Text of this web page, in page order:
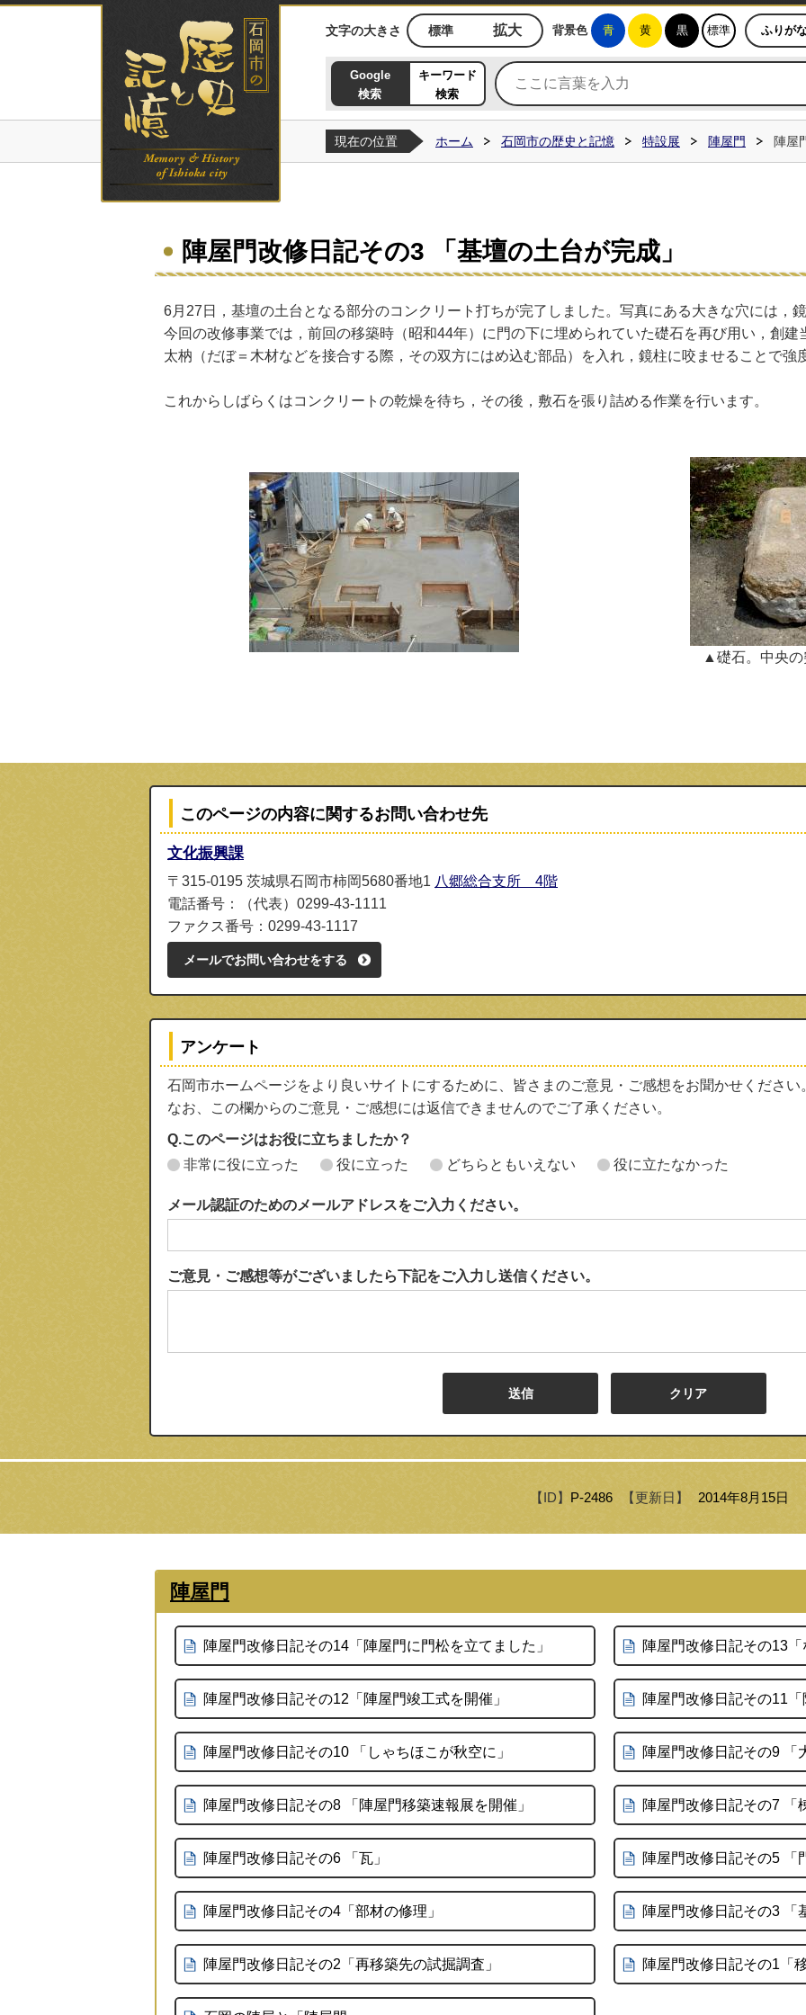
石岡市の歴史と記憶ホームページ
文字の大きさ 標準 拡大 背景色 青 黄 黒 標準 ふりが
Google
検索
キーワード
検索
現在の位置 ホーム 石岡市の歴史と記憶 特設展 陣屋門 陣屋
陣屋門改修日記その3 「基壇の土台が完成」
6月27日，基壇の土台となる部分のコンクリート打ちが完了しました。写真にある大きな穴には，
今回の改修事業では，前回の移築時（昭和44年）に門の下に埋められていた礎石を再び用い，創
太枘（だぼ＝木材などを接合する際，その双方にはめ込む部品）を入れ，鏡柱に咬ませることで強
これからしばらくはコンクリートの乾燥を待ち，その後，敷石を張り詰める作業を行います。
▲礎石。中央
このページの内容に関するお問い合わせ先
文化振興課
〒315-0195 茨城県石岡市柿岡5680番地1 八郷総合支所 4階
電話番号：（代表）0299-43-1111
ファクス番号：0299-43-1117
メールでお問い合わせをする
アンケート
石岡市ホームページをより良いサイトにするために、皆さまのご意見・ご感想をお聞かせください
なお、この欄からのご意見・ご感想には返信できませんのでご了承ください。
Q.このページはお役に立ちましたか？
非常に役に立った
役に立った どちらともいえない 役に立たなかった
メール認証のためのメールアドレスをご入力ください。
ご意見・ご感想等がございましたら下記をご入力し送信ください。
【ID】 P-2486 【更新日】 2014年8月15日
陣屋門
陣屋門改修日記その14「陣屋門に門松を立てました」 陣屋門改修日記その13
陣屋門改修日記その12「陣屋門竣工式を開催」 陣屋門改修日記その11
陣屋門改修日記その10 「しゃちほこが秋空に」 陣屋門改修日記その9 「
陣屋門改修日記その8 「陣屋門移築速報展を開催」 陣屋門改修日記その7 「
陣屋門改修日記その6 「瓦」 陣屋門改修日記その5 「
陣屋門改修日記その4「部材の修理」 陣屋門改修日記その3 「
陣屋門改修日記その2「再移築先の試掘調査」 陣屋門改修日記その1「